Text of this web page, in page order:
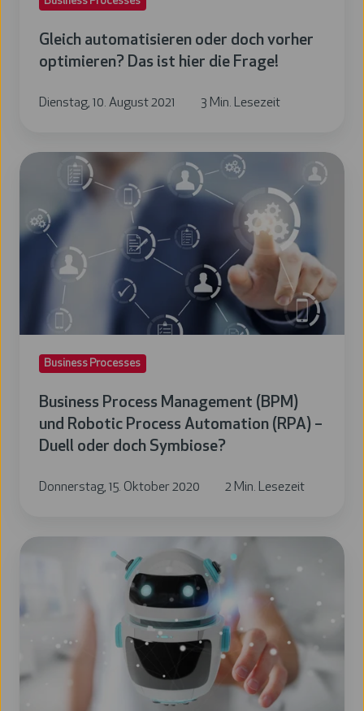
Gleich automatisieren oder doch vorher
optimieren? Das ist hier die Frage!
Dienstag, 10. August 2021 3 Min. Lesezeit
Business
Management
(BPM)
Robotic
Process
Automation
doch
Business Processes
Business Process Management (BPM)
und Robotic Process Automation (RPA) –
Duell oder doch Symbiose?
Donnerstag, 15. Oktober 2020 2 Min. Lesezeit
Was
ist Intelligent Process Automation
(IPA) oder Hyperautomation?